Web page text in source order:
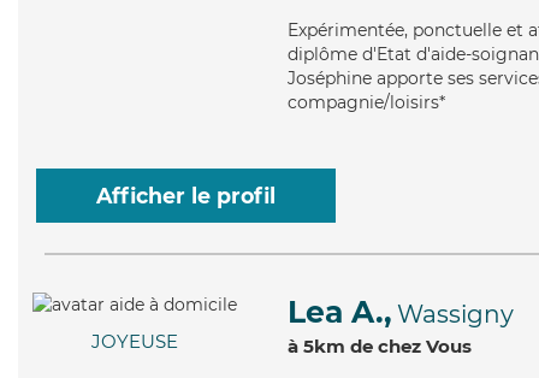
Expérimentée, ponctuelle et
diplôme d'Etat d'aide-
Joséphine apporte ses
compagnie/loisirs*
Afficher le profil
JOYEUSE
Lea A., Wassigny
à 5km de chez Vous